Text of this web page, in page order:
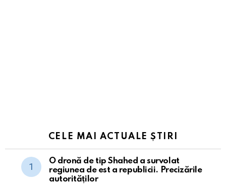
CELE MAI ACTUALE ȘTIRI
O dronă de tip Shahed a survolat
regiunea de est a republicii. Precizările
autorităților